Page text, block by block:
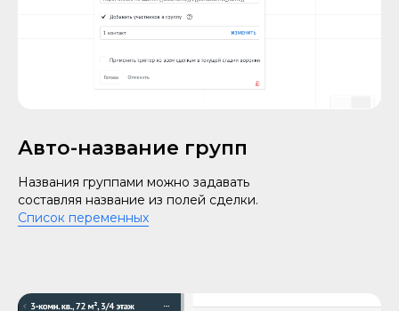
Авто-название групп
Названия группами можно задавать
составляя название из полей сделки.
Список переменных